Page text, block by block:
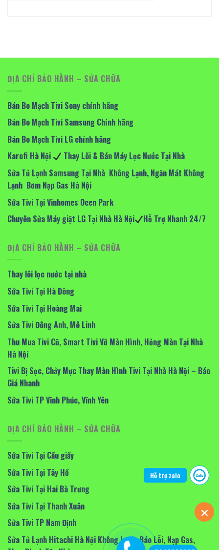
ĐỊA CHỈ BẢO HÀNH – SỬA CHỮA
Bán Bo Mạch Tivi Sony chính hãng
Bán Bo Mạch Tivi Samsung Chính hãng
Bán Bo Mạch Tivi LG chính hãng
Karofi Hà Nội
Thay Lõi & Bán Máy Lọc Nước Tại Nhà
Sửa Tủ Lạnh Samsung Tại Nhà Không Lạnh, Ngăn Mát Không
Lạnh Bơm Nạp Gas Hà Nội
Sửa Tivi Tại Vinhomes Ocen Park
Chuyên Sửa Máy giặt LG Tại Nhà Hà Nội
Hỗ Trợ Nhanh 24/7
ĐỊA CHỈ BẢO HÀNH – SỬA CHỮA
Thay lõi lọc nước tại nhà
Sửa Tivi Tại Hà Đông
Sửa Tivi Tại Hoàng Mai
Sửa Tivi Đông Anh, Mê Linh
Thu Mua Tivi Cũ, Smart Tivi Vỡ Màn Hình, Hỏng Màn Tại Nhà
Hà Nội
Tivi Bị Sọc, Chảy Mực Thay Màn Hình Tivi Tại Nhà Hà Nội – Báo
Giá Nhanh
Sửa Tivi TP Vĩnh Phúc, Vĩnh Yên
ĐỊA CHỈ BẢO HÀNH – SỬA CHỮA
Sửa Tivi Tại Cầu giấy
Sửa Tivi Tại Tây Hồ
Sửa Tivi Tại Hai Bà Trưng
Sửa Tivi Tại Thanh Xuân
Sửa Tivi TP Nam Định
Sửa Tủ Lạnh Hitachi Hà Nội Không Lạnh, Báo Lỗi, Nạp Gas,
Hỗ trợ zalo